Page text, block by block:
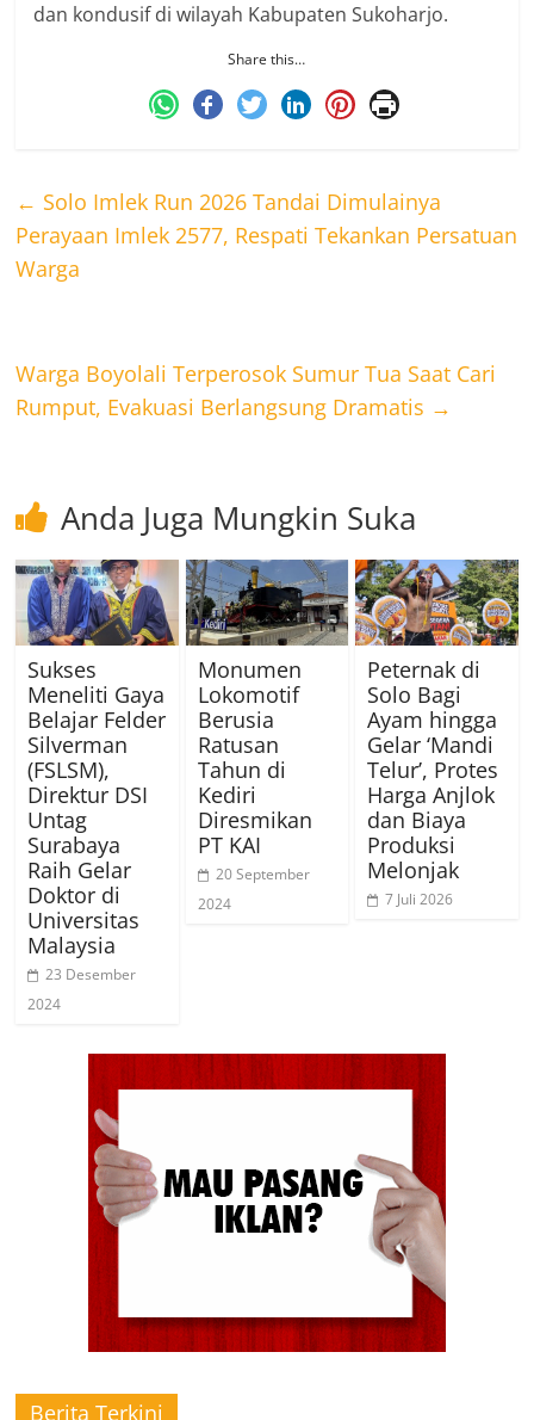
dan kondusif di wilayah Kabupaten Sukoharjo.
Share this…
← Solo Imlek Run 2026 Tandai Dimulainya
Perayaan Imlek 2577, Respati Tekankan Persatuan
Warga
Warga Boyolali Terperosok Sumur Tua Saat Cari
Rumput, Evakuasi Berlangsung Dramatis →
Anda Juga Mungkin Suka
Sukses
Meneliti Gaya
Belajar Felder
Silverman
(FSLSM),
Direktur DSI
Untag
Surabaya
Raih Gelar
Doktor di
Universitas
Malaysia
23 Desember
2024
Monumen
Lokomotif
Berusia
Ratusan
Tahun di
Kediri
Diresmikan
PT KAI
20 September
2024
Peternak di
Solo Bagi
Ayam hingga
Gelar ‘Mandi
Telur’, Protes
Harga Anjlok
dan Biaya
Produksi
Melonjak
7 Juli 2026
Berita Terkini